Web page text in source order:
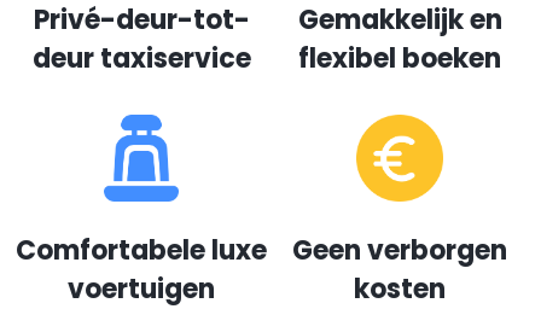
Privé-deur-tot-
deur taxiservice
Gemakkelijk en
flexibel boeken
Comfortabele luxe
voertuigen
Geen verborgen
kosten